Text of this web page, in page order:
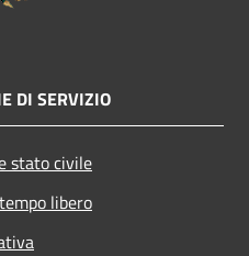
DI SERVIZIO
stato civile
libero